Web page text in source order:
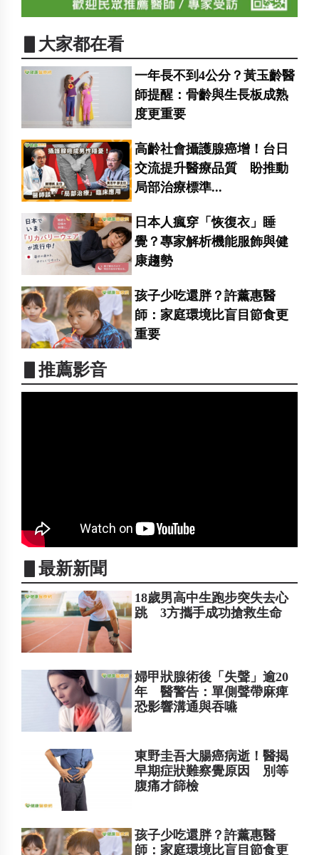
▋大家都在看
一年長不到4公分？黃玉齡醫
師提醒：骨齡與生長板成熟
度更重要
高齡社會攝護腺癌增！台日
交流提升醫療品質 盼推動
局部治療標準...
日本人瘋穿「恢復衣」睡
覺？專家解析機能服飾與健
康趨勢
孩子少吃還胖？許薰惠醫
師：家庭環境比盲目節食更
重要
▋推薦影音
▋最新新聞
18歲男高中生跑步突失去心
跳 3方攜手成功搶救生命
婦甲狀腺術後「失聲」逾20
年 醫警告：單側聲帶麻痺
恐影響溝通與吞嚥
東野圭吾大腸癌病逝！醫揭
早期症狀難察覺原因 別等
腹痛才篩檢
孩子少吃還胖？許薰惠醫
師：家庭環境比盲目節食更